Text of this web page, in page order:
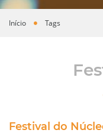
Você está
Início Tags
Festival do